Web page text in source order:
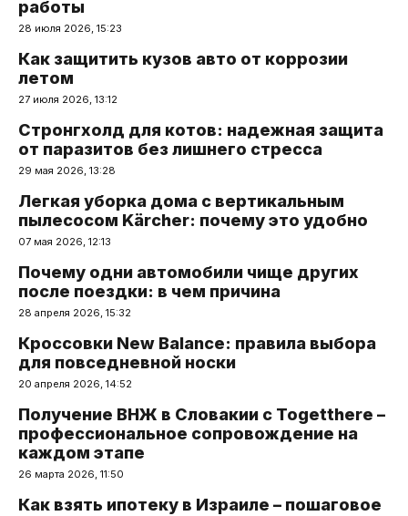
работы
28 июля 2026, 15:23
Как защитить кузов авто от коррозии
летом
27 июля 2026, 13:12
Стронгхолд для котов: надежная защита
от паразитов без лишнего стресса
29 мая 2026, 13:28
Легкая уборка дома с вертикальным
пылесосом Kärcher: почему это удобно
07 мая 2026, 12:13
Почему одни автомобили чище других
после поездки: в чем причина
28 апреля 2026, 15:32
Кроссовки New Balance: правила выбора
для повседневной носки
20 апреля 2026, 14:52
Получение ВНЖ в Словакии с Togetthere –
профессиональное сопровождение на
каждом этапе
26 марта 2026, 11:50
Как взять ипотеку в Израиле – пошаговое